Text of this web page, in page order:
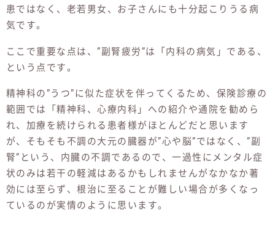
患ではなく、老若男女、お子さんにも十分起こりうる病
気です。
ここで重要な点は、”副腎疲労”は「内科の病気」である、
という点です。
精神科の”うつ”に似た症状を伴ってくるため、保険診療の
範囲では「精神科、心療内科」への紹介や通院を勧めら
れ、加療を続けられる患者様がほとんどだと思います
が、そもそも不調の大元の臓器が”心や脳”ではなく、”副
腎”という、内臓の不調であるので、一過性にメンタル症
状のみは若干の軽減はあるかもしれませんがなかなか著
効には至らず、根治に至ることが難しい場合が多くなっ
ているのが実情のように思います。